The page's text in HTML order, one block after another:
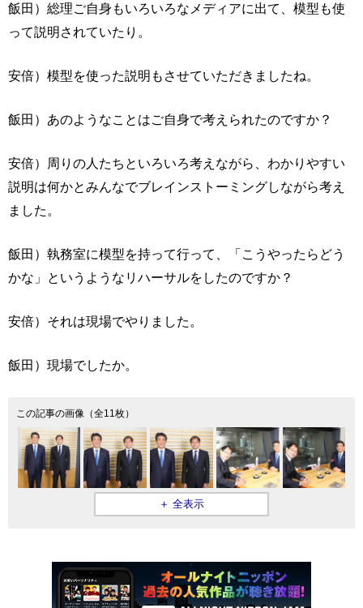
飯田）総理ご自身もいろいろなメディアに出て、模型も使
って説明されていたり。
安倍）模型を使った説明もさせていただきましたね。
飯田）あのようなことはご自身で考えられたのですか？
安倍）周りの人たちといろいろ考えながら、わかりやすい
説明は何かとみんなでブレインストーミングしながら考え
ました。
飯田）執務室に模型を持って行って、「こうやったらどう
かな」というようなリハーサルをしたのですか？
安倍）それは現場でやりました。
飯田）現場でしたか。
この記事の画像（全11枚）
＋ 全表示